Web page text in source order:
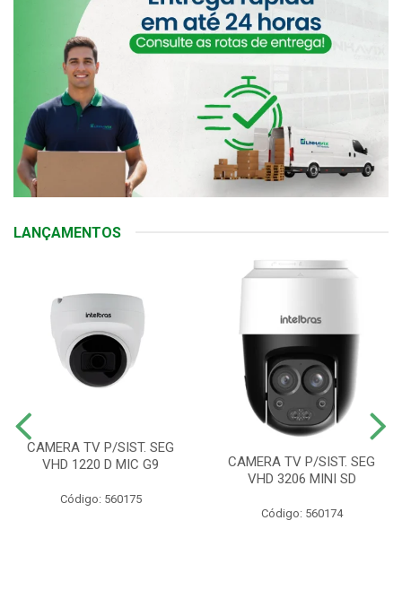
LANÇAMENTOS
CAMERA TV P/SIST. SEG
VHD 1220 D MIC G9
Código: 560175
CAMERA TV P/SIST. SEG
VHD 3206 MINI SD
Código: 560174